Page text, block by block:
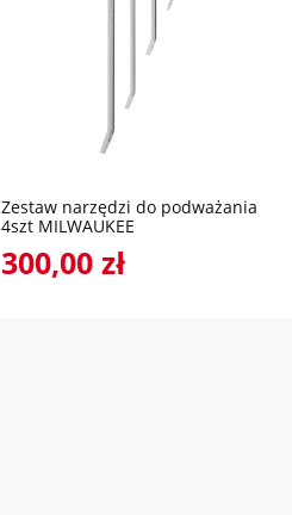
Zestaw narzędzi do podważania
4szt MILWAUKEE
300,00 zł
do koszyka